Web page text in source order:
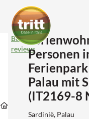
Unterkünfte
Unterkünfte
in
Sardinie
Unterkünfte
SassariPalau
für
4
in
einem
am
in
Bekijk
reviewsPersonen
Palau mit
(IT2169-8
Sardinië, Palau